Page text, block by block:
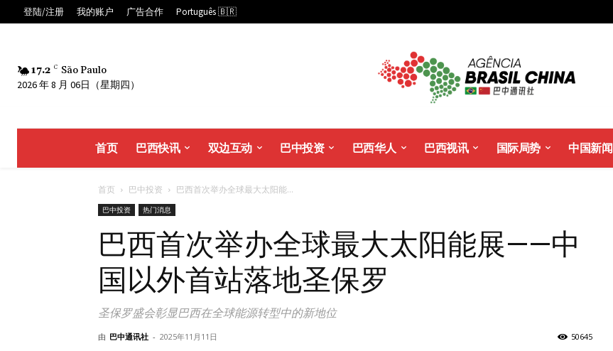
登陆/注册 我的账户 广告合作 Português 🇧🇷
17.2 C São Paulo
2026 年 8 月 06日（星期四）
首页 巴西快讯 双边互动 巴中投资 巴西华人 巴西视讯 国际局势 中国新闻
首页 巴中投资 巴西首次举办全球最大太阳能...
巴中投资 热门消息
巴西首次举办全球最大太阳能展——中
国以外首站落地圣保罗
圣保罗盛会彰显巴西在全球能源转型中的新地位
由 巴中通讯社 - 2025年11月11日 50645